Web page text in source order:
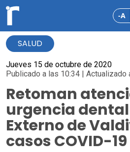
-A
SALUD
Jueves 15 de octubre de 2020
Publicado a las 10:34 | Actualizado
Retoman
urgencia dental
Externo de
casos COVID-19